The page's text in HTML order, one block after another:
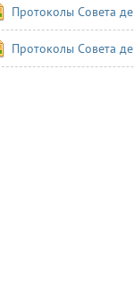
Протоколы Совета
Протоколы Совета